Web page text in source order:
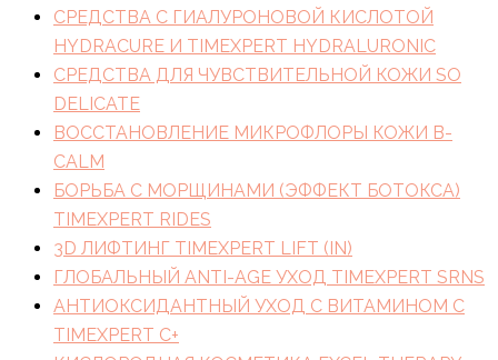
СРЕДСТВА С ГИАЛУРОНОВОЙ КИСЛОТОЙ
HYDRACURE И TIMEXPERT HYDRALURONIC
СРЕДСТВА ДЛЯ ЧУВСТВИТЕЛЬНОЙ КОЖИ SO
DELICATE
ВОССТАНОВЛЕНИЕ МИКРОФЛОРЫ КОЖИ B-
CALM
БОРЬБА С МОРЩИНАМИ (ЭФФЕКТ БОТОКСА)
TIMEXPERT RIDES
3D ЛИФТИНГ TIMEXPERT LIFT (IN)
ГЛОБАЛЬНЫЙ ANTI-AGE УХОД TIMEXPERT SRNS
АНТИОКСИДАНТНЫЙ УХОД С ВИТАМИНОМ C
TIMEXPERT C+